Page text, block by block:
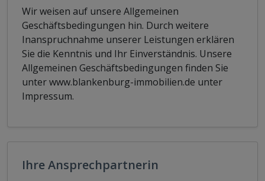
Wir weisen auf unsere Allgemeinen
Geschäftsbedingungen hin. Durch weitere
Inanspruchnahme unserer Leistungen erklären
Sie die Kenntnis und Ihr Einverständnis. Unsere
Allgemeinen Geschäftsbedingungen finden Sie
unter www.blankenburg-immobilien.de unter
Impressum.
Ihre Ansprechpartnerin